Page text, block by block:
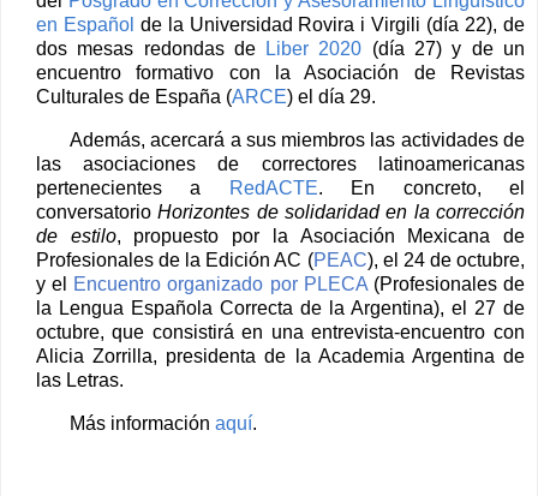
en Español de la Universidad Rovira i Virgili (día 22), de
dos mesas redondas de
Liber 2020 (día 27) y de un
encuentro formativo con la Asociación de Revistas
Culturales de España (ARCE) el día 29.
Además, acercará a sus miembros las actividades de
las asociaciones de correctores latinoamericanas
pertenecientes a
RedACTE. En concreto,el
conversatorioHorizontes de solidaridad en la corrección
de estilo, propuesto por la Asociación Mexicana de
Profesionales de la Edición AC (PEAC), el 24 de octubre,
yel Encuentro organizado por PLECA(Profesionales de
la Lengua Española Correcta de la Argentina), el 27 de
octubre, que consistirá en una entrevista-encuentro con
Alicia Zorrilla, presidenta de la Academia Argentina de
las Letras.
Más informaciónaquí.